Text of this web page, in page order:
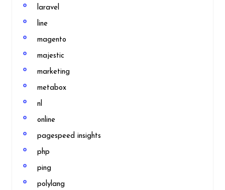
laravel
line
magento
majestic
marketing
metabox
nl
online
pagespeed insights
php
ping
polylang